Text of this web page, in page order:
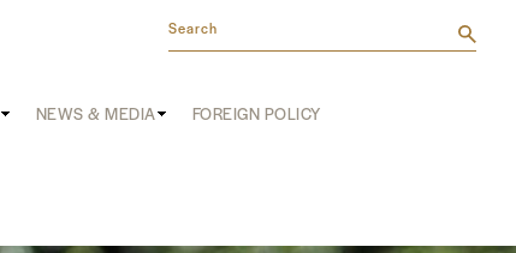
Search
NEWS & MEDIA FOREIGN POLICY